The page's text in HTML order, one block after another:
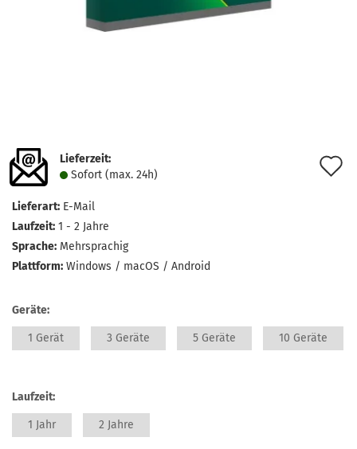
Lieferzeit:
Sofort (max. 24h)
Lieferart: E-Mail
Laufzeit: 1 - 2 Jahre
Sprache: Mehrsprachig
Plattform: Windows / macOS / Android
Geräte:
1 Gerät 3 Geräte 5 Geräte 10 Geräte
Laufzeit:
1 Jahr 2 Jahre